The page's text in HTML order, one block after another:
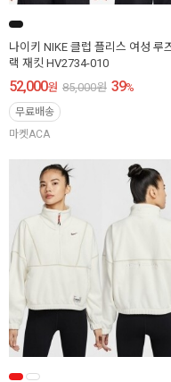
나이키 NIKE 클럽 플리스 여성 루
랙 재킷 HV2734-010
52,000원 85,000원 39%
무료배송
마켓ACA